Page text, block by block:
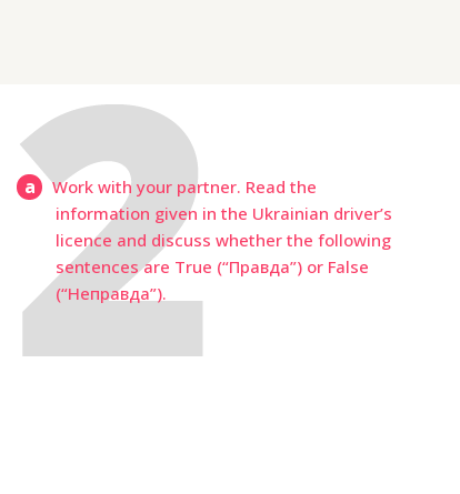
a
Work with your partner. Read the
information given in the Ukrainian driver’s
licence and discuss whether the following
sentences are True (“Правда”) or False
(“Неправда”).